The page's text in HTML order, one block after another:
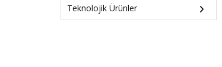
Teknolojik Ürünler